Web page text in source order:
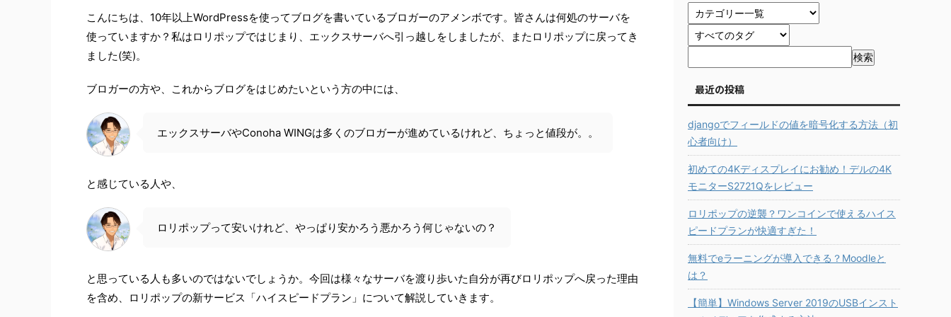
こんにちは、10年以上WordPressを使ってブログを書いているブロガーのアメンボです。皆さんは何処のサーバを
使っていますか？私はロリポップではじまり、エックスサーバへ引っ越しをしましたが、またロリポップに戻ってき
ました(笑)。
ブロガーの方や、これからブログをはじめたいという方の中には、
エックスサーバやConoha WINGは多くのブロガーが進めているけれど、ちょっと値段が。。
と感じている人や、
ロリポップって安いけれど、やっぱり安かろう悪かろう何じゃないの？
と思っている人も多いのではないでしょうか。今回は様々なサーバを渡り歩いた自分が再びロリポップへ戻った理由
を含め、ロリポップの新サービス「ハイスピードプラン」について解説していきます。
最近の投稿
djangoでフィールドの値を暗号化する方法（初
心者向け）
初めての4Kディスプレイにお勧め！デルの4K
モニターS2721Qをレビュー
ロリポップの逆襲？ワンコインで使えるハイス
ピードプランが快適すぎた！
無料でeラーニングが導入できる？Moodleと
は？
【簡単】Windows Server 2019のUSBインスト